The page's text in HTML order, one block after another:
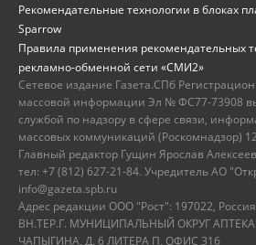
Рекомендательные технологии в блоках
Sparrow
Правила применения рекомендательных
рекламно-обменной сети «СМИ2»
Сетевое издание Газета.СПб
массовой информации Эл № ФС77-73908
службой по надзору в сфере связи,
массовых коммуникаций (Роскомнадзор)
Главный редактор Гущин Ярослав
тел: +7 (812) 627-21-84. Учредитель АО
info@gazeta.spb.ru
Адрес редакции ООО "Рост": 197022,
ВН.ТЕР.Г. МУНИЦИПАЛЬНЫЙ ОКРУГ
ЧАПЫГИНА, Д. 6 ЛИТЕРА П, ОФИС 316